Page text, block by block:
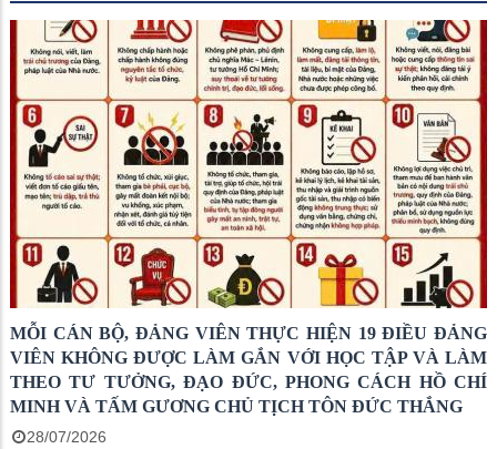
MỖI CÁN BỘ, ĐẢNG VIÊN THỰC HIỆN 19 ĐIỀU ĐẢNG
VIÊN KHÔNG ĐƯỢC LÀM GẮN VỚI HỌC TẬP VÀ LÀM
THEO TƯ TƯỞNG, ĐẠO ĐỨC, PHONG CÁCH HỒ CHÍ
MINH VÀ TẤM GƯƠNG CHỦ TỊCH TÔN ĐỨC THẮNG
28/07/2026